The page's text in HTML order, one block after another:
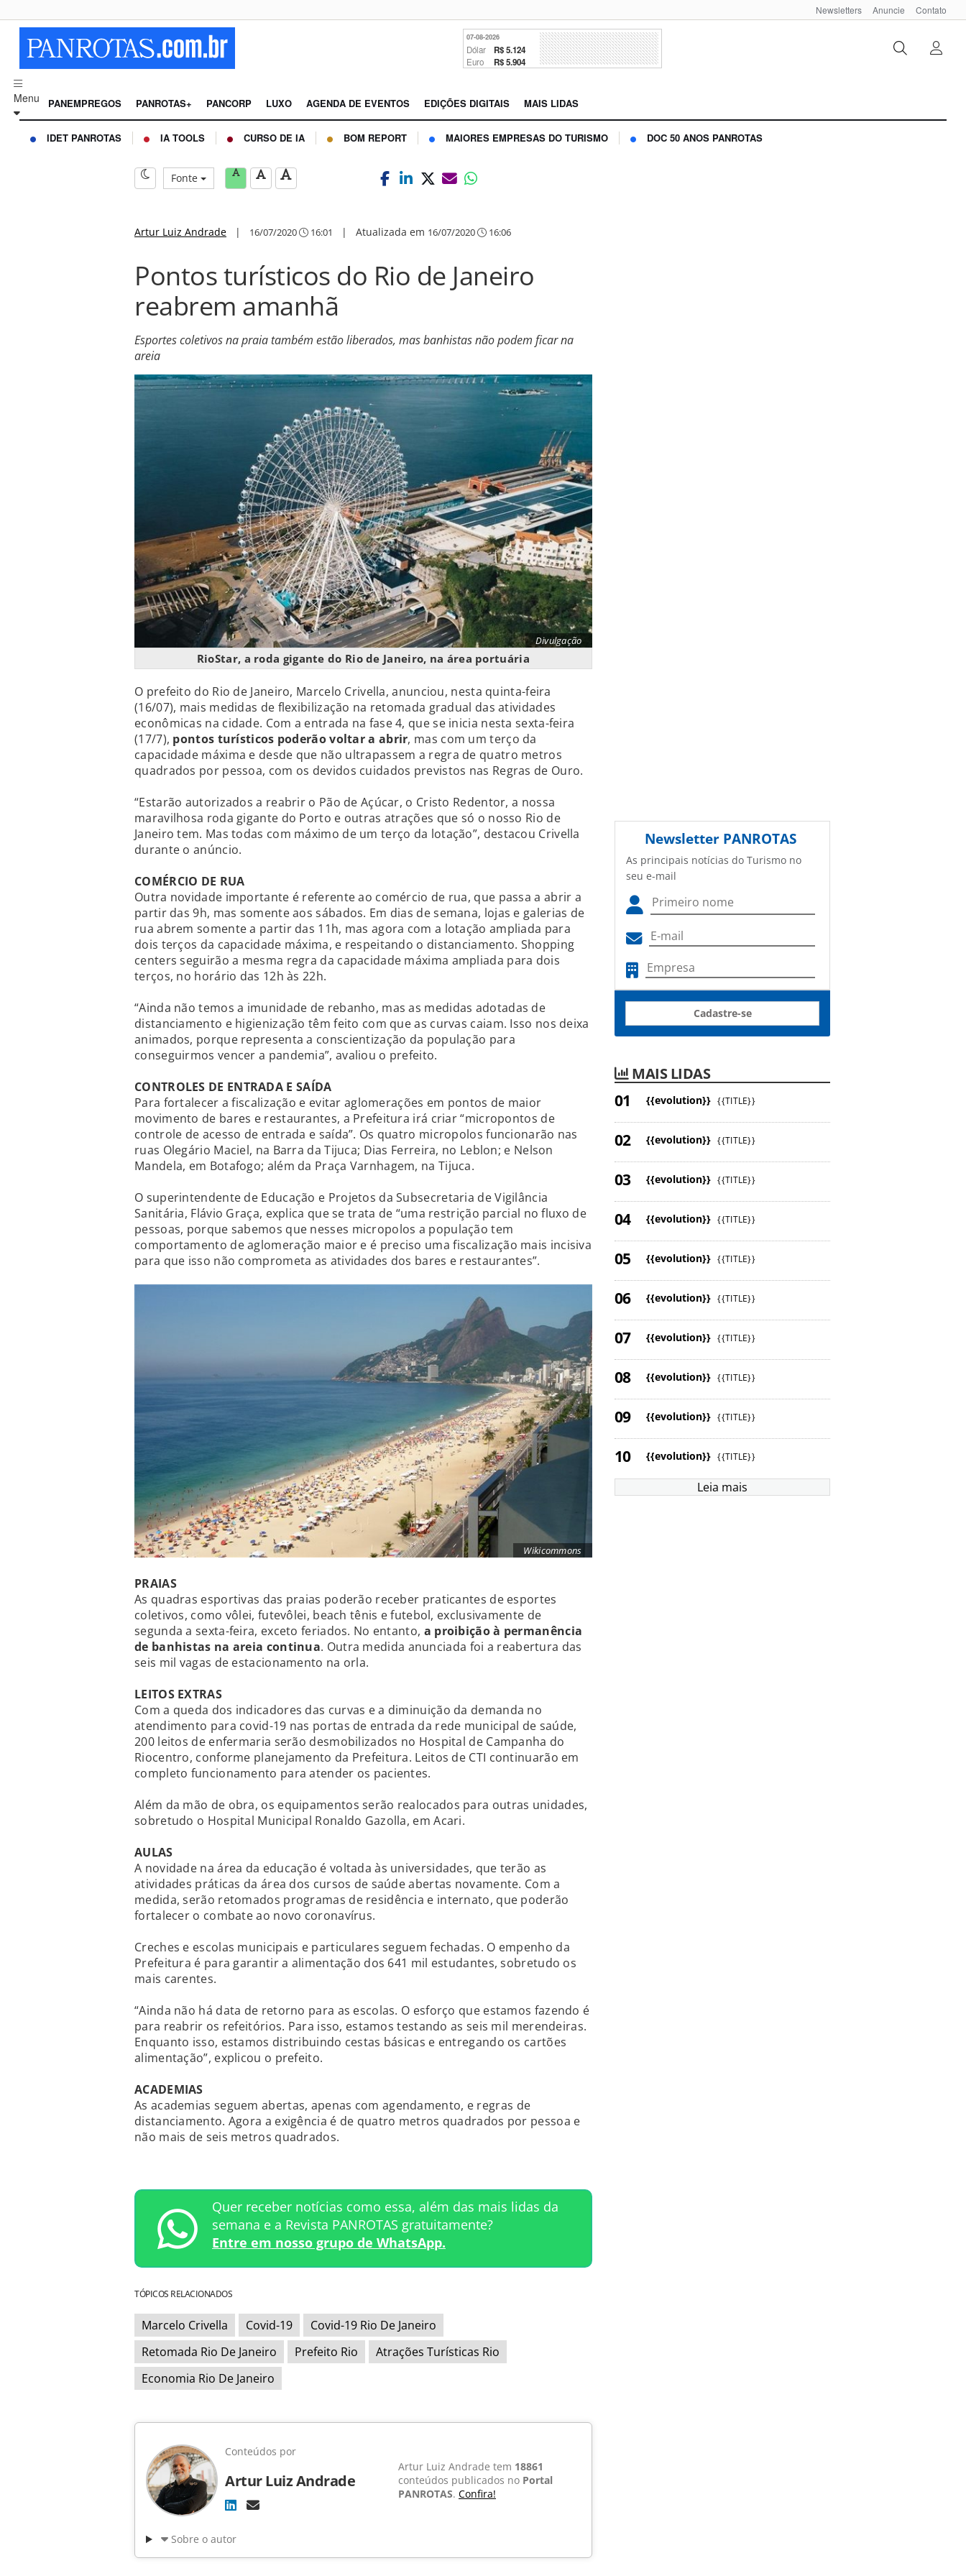
Newsletters Anuncie Contato
07-08-2026
Dólar R$ 5.124
Euro R$ 5.904
Menu PANEMPREGOS PANROTAS+ PANCORP LUXO AGENDA DE EVENTOS EDIÇÕES DIGITAIS MAIS LIDAS
IDET PANROTAS IA TOOLS CURSO DE IA BOM REPORT MAIORES EMPRESAS DO TURISMO DOC 50 ANOS PANROTAS
Fonte
Artur Luiz Andrade | 16/07/2020 16:01 | Atualizada em 16/07/2020 16:06
Pontos turísticos do Rio de Janeiro
reabrem amanhã
Esportes coletivos na praia também estão liberados, mas banhistas não podem ficar na
areia
Divulgação
RioStar, a roda gigante do Rio de Janeiro, na área portuária
O prefeito do Rio de Janeiro, Marcelo Crivella, anunciou, nesta quinta-feira
(16/07), mais medidas de flexibilização na retomada gradual das atividades
econômicas na cidade. Com a entrada na fase 4, que se inicia nesta sexta-feira
(17/7), pontos turísticos poderão voltar a abrir, mas com um terço da
capacidade máxima e desde que não ultrapassem a regra de quatro metros
quadrados por pessoa, com os devidos cuidados previstos nas Regras de Ouro.
“Estarão autorizados a reabrir o Pão de Açúcar, o Cristo Redentor, a nossa
maravilhosa roda gigante do Porto e outras atrações que só o nosso Rio de
Janeiro tem. Mas todas com máximo de um terço da lotação”, destacou Crivella
durante o anúncio.
COMÉRCIO DE RUA
Outra novidade importante é referente ao comércio de rua, que passa a abrir a
partir das 9h, mas somente aos sábados. Em dias de semana, lojas e galerias de
rua abrem somente a partir das 11h, mas agora com a lotação ampliada para
dois terços da capacidade máxima, e respeitando o distanciamento. Shopping
centers seguirão a mesma regra da capacidade máxima ampliada para dois
terços, no horário das 12h às 22h.
“Ainda não temos a imunidade de rebanho, mas as medidas adotadas de
distanciamento e higienização têm feito com que as curvas caiam. Isso nos deixa
animados, porque representa a conscientização da população para
conseguirmos vencer a pandemia”, avaliou o prefeito.
CONTROLES DE ENTRADA E SAÍDA
Para fortalecer a fiscalização e evitar aglomerações em pontos de maior
movimento de bares e restaurantes, a Prefeitura irá criar “micropontos de
controle de acesso de entrada e saída”. Os quatro micropolos funcionarão nas
ruas Olegário Maciel, na Barra da Tijuca; Dias Ferreira, no Leblon; e Nelson
Mandela, em Botafogo; além da Praça Varnhagem, na Tijuca.
O superintendente de Educação e Projetos da Subsecretaria de Vigilância
Sanitária, Flávio Graça, explica que se trata de “uma restrição parcial no fluxo de
pessoas, porque sabemos que nesses micropolos a população tem
comportamento de aglomeração maior e é preciso uma fiscalização mais incisiva
para que isso não comprometa as atividades dos bares e restaurantes”.
Wikicommons
PRAIAS
As quadras esportivas das praias poderão receber praticantes de esportes
coletivos, como vôlei, futevôlei, beach tênis e futebol, exclusivamente de
segunda a sexta-feira, exceto feriados. No entanto, a proibição à permanência
de banhistas na areia continua. Outra medida anunciada foi a reabertura das
seis mil vagas de estacionamento na orla.
LEITOS EXTRAS
Com a queda dos indicadores das curvas e a diminuição da demanda no
atendimento para covid-19 nas portas de entrada da rede municipal de saúde,
200 leitos de enfermaria serão desmobilizados no Hospital de Campanha do
Riocentro, conforme planejamento da Prefeitura. Leitos de CTI continuarão em
completo funcionamento para atender os pacientes.
Além da mão de obra, os equipamentos serão realocados para outras unidades,
sobretudo o Hospital Municipal Ronaldo Gazolla, em Acari.
AULAS
A novidade na área da educação é voltada às universidades, que terão as
atividades práticas da área dos cursos de saúde abertas novamente. Com a
medida, serão retomados programas de residência e internato, que poderão
fortalecer o combate ao novo coronavírus.
Creches e escolas municipais e particulares seguem fechadas. O empenho da
Prefeitura é para garantir a alimentação dos 641 mil estudantes, sobretudo os
mais carentes.
“Ainda não há data de retorno para as escolas. O esforço que estamos fazendo é
para reabrir os refeitórios. Para isso, estamos testando as seis mil merendeiras.
Enquanto isso, estamos distribuindo cestas básicas e entregando os cartões
alimentação”, explicou o prefeito.
ACADEMIAS
As academias seguem abertas, apenas com agendamento, e regras de
distanciamento. Agora a exigência é de quatro metros quadrados por pessoa e
não mais de seis metros quadrados.
Quer receber notícias como essa, além das mais lidas da
semana e a Revista PANROTAS gratuitamente?
Entre em nosso grupo de WhatsApp.
TÓPICOS RELACIONADOS
Marcelo Crivella Covid-19
Covid-19 Rio De Janeiro
Retomada Rio De Janeiro
Prefeito Rio
Atrações Turísticas Rio
Economia Rio De Janeiro
Conteúdos por
Artur Luiz Andrade
Artur Luiz Andrade tem 18861
conteúdos publicados no Portal
PANROTAS. Confira!
Sobre o autor
Newsletter PANROTAS
As principais notícias do Turismo no
seu e-mail
Cadastre-se
MAIS LIDAS
{{evolution}} {{TITLE}}
{{evolution}} {{TITLE}}
{{evolution}} {{TITLE}}
{{evolution}} {{TITLE}}
{{evolution}} {{TITLE}}
{{evolution}} {{TITLE}}
{{evolution}} {{TITLE}}
{{evolution}} {{TITLE}}
{{evolution}} {{TITLE}}
{{evolution}} {{TITLE}}
Leia mais